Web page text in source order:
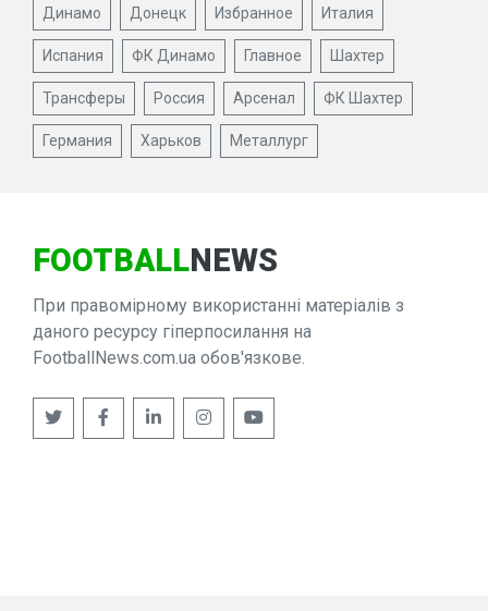
Динамо Донецк Избранное Италия
Испания ФК Динамо Главное Шахтер
Трансферы Россия Арсенал ФК Шахтер
Германия Харьков Металлург
FOOTBALLNEWS
При правомірному використанні матеріалів з
даного ресурсу гіперпосилання на
FootballNews.com.ua обов'язкове.